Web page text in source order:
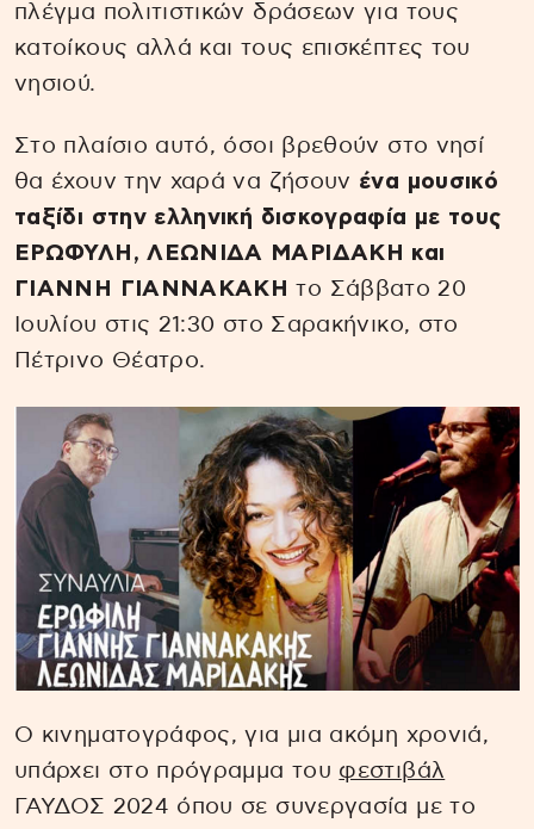
πλέγμα πολιτιστικών δράσεων για τους
κατοίκους αλλά και τους επισκέπτες του
νησιού.
Στο πλαίσιο αυτό, όσοι βρεθούν στο νησί
θα έχουν την χαρά να ζήσουν ένα μουσικό
ταξίδι στην ελληνική δισκογραφία με τους
ΕΡΩΦΥΛΗ, ΛΕΩΝΙΔΑ ΜΑΡΙΔΑΚΗ και
ΓΙΑΝΝΗ ΓΙΑΝΝΑΚΑΚΗ το Σάββατο 20
Ιουλίου στις 21:30 στο Σαρακήνικο, στο
Πέτρινο Θέατρο.
Ο κινηματογράφος, για μια ακόμη χρονιά,
υπάρχει στο πρόγραμμα του φεστιβάλ
ΓΑΥΔΟΣ 2024 όπου σε συνεργασία με το